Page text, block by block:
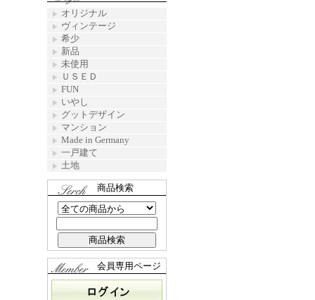
オリジナル
ヴィンテージ
希少
新品
未使用
ＵＳＥＤ
FUN
いやし
グットデザイン
マンション
Made in Germany
一戸建て
土地
商品検索
会員専用ページ